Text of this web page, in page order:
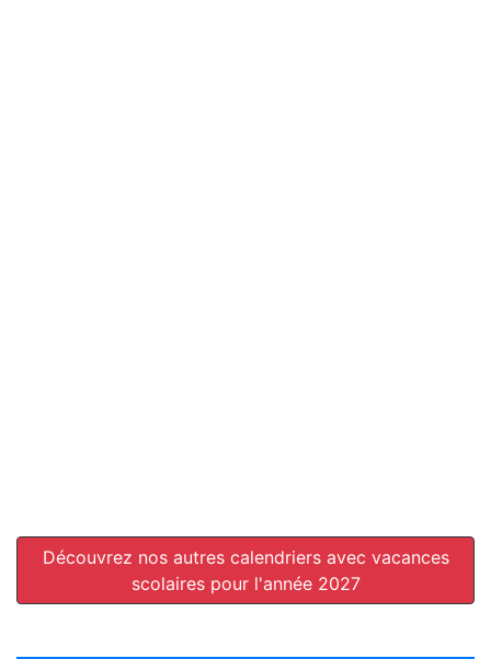
Découvrez nos autres calendriers avec vacances
scolaires pour l'année 2027